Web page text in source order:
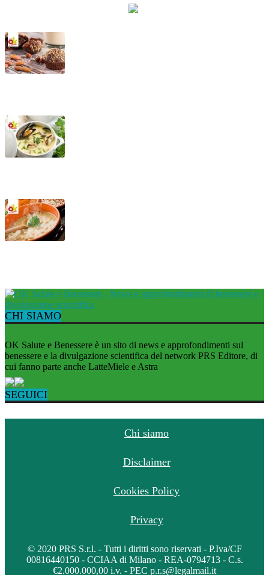
Cavolfiori e broccoletti alla piemontese
CHI SIAMO
OK Salute e Benessere è un sito di news e approfondimenti sul
benessere e la divulgazione scientifica del network PRS Editore, di
cui fanno parte anche LatteMiele e Astra
SEGUICI
Chi siamo
Disclaimer
Cookies Policy
Privacy
© 2020 PRS S.r.l. - Tutti i diritti sono riservati - P.Iva/CF
00816440150 - CCIAA di Milano - REA-0794713 - C.s.
€2.000.000,00 i.v. - PEC p.r.s@legalmail.it